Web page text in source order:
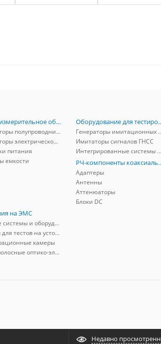
Электроизмерительное оборудование
Анализаторы полупроводников
Анализаторы электрической мощности
питания
емкости
Оборудование
Генераторы
Имитаторы сигналов ГНСС
Интегрированные системы защиты от ГНСС-помех
РЧ-
Адаптеры
Антенны
Аттенюаторы
Блоки DC
на ЭМС
Тестовые системы и оборудование
Антенны для тестов на устойчивость к ЭМП
камеры
Широкополосные оптико-электрические линии
Недавно